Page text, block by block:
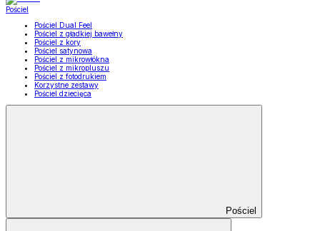
Pościel
Pościel Dual Feel
Pościel z gładkiej bawełny
Pościel z kory
Pościel satynowa
Pościel z mikrowłókna
Pościel z mikropluszu
Pościel z fotodrukiem
Korzystne zestawy
Pościel dziecięca
Pościel